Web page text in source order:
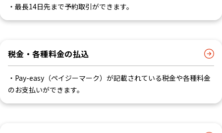
・最長14日先まで予約取引ができます。
税金・各種料金の払込
・Pay-easy（ペイジーマーク）が記載されている税金や各種料金
のお支払いができます。